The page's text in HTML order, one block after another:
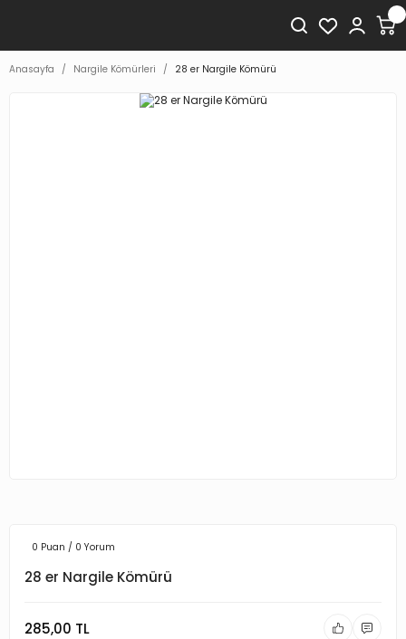
Anasayfa Nargile Kömürleri 28 er Nargile Kömürü
0 Puan / 0 Yorum
28 er Nargile Kömürü
285,00 TL